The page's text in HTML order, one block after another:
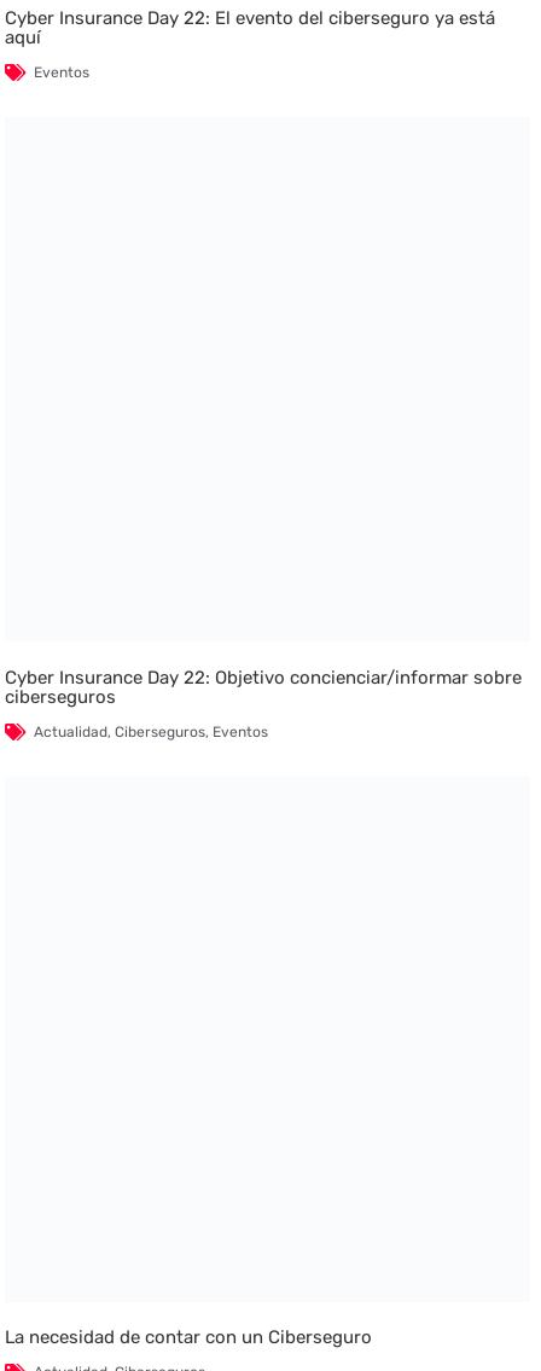
Cyber Insurance Day 22: El evento del ciberseguro ya está
aquí
Eventos
Cyber Insurance Day 22: Objetivo concienciar/informar sobre
ciberseguros
Actualidad,Ciberseguros, Eventos
La necesidad de contar con un Ciberseguro